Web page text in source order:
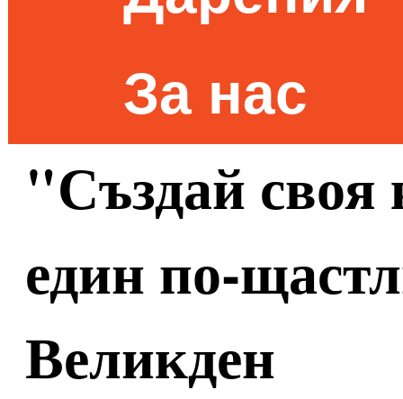
За нас
"Създай
един по-
Великден